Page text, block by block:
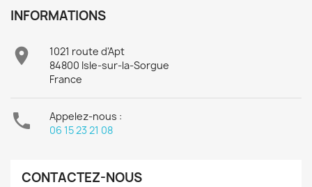
INFORMATIONS

1021 route d'Apt
84800 Isle-sur-la-Sorgue
France

Appelez-nous :
06 15 23 21 08
CONTACTEZ-NOUS